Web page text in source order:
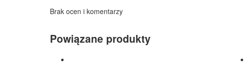
Brak ocen i komentarzy
Powiązane produkty